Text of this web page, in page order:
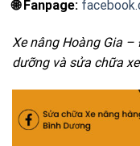
🌐 Fanpage:
Xe nâng Hoàng Gia
dưỡng và sửa chữa